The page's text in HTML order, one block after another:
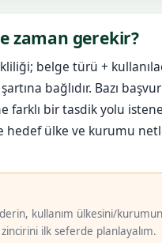
zaman gerekir?
belge türü +
bağlıdır. Bazı
farklı bir tasdik yolu
hedef ülke ve kurumu
kullanım ülkesini/
ilk seferde planlayalım.